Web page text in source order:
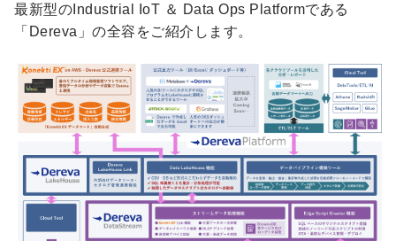
最新型のIndustrial IoT ＆ Data Ops Platformである
「Dereva」の全容をご紹介します。